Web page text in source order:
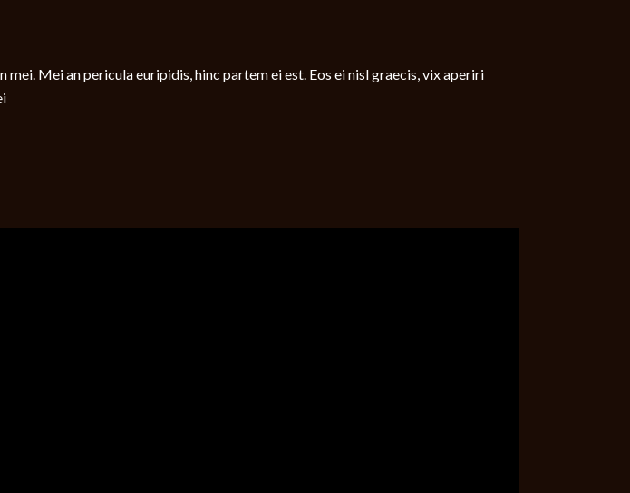
Mei an pericula euripidis, hinc partem ei est. Eos ei nisl graecis, vix aperiri